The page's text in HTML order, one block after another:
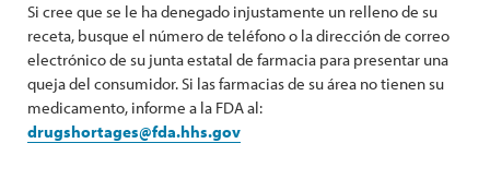
Si cree que se le ha denegado injustamente un relleno de su
receta, busque el número de teléfono o la dirección de correo
electrónico de su junta estatal de farmacia para presentar una
queja del consumidor. Si las farmacias de su área no tienen su
medicamento, informe a la FDA al:
drugshortages@fda.hhs.gov